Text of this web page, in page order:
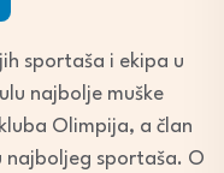
sportaša i ekipa u
najbolje muške
Olimpija, a član
najboljeg sportaša. O